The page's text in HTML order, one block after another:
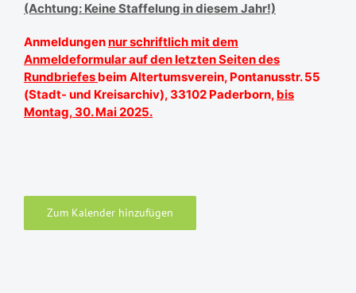
(Achtung: Keine Staffelung in diesem Jahr!)
Anmeldungennur schriftlich mit dem
Anmeldeformular auf den letzten Seiten des
Rundbriefes beim Altertumsverein, Pontanusstr. 55
(Stadt- und Kreisarchiv), 33102 Paderborn, bis
Montag, 30. Mai 2025.
Zum Kalender hinzufügen